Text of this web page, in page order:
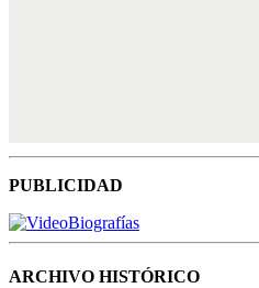
PUBLICIDAD
ARCHIVO HISTÓRICO